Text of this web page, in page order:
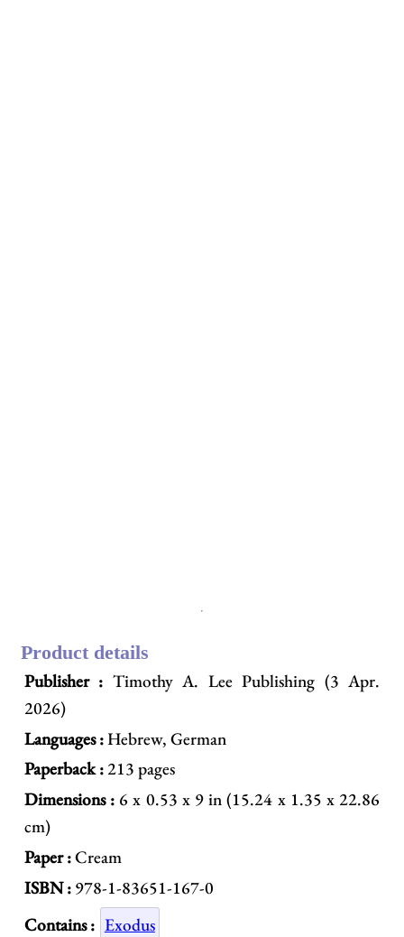
Product details
Publisher : Timothy A. Lee Publishing (3 Apr.
2026)
Languages :Hebrew, German
Paperback :213 pages
Dimensions : 6 x 0.53 x 9 in (15.24 x 1.35 x 22.86
cm)
Paper :Cream
ISBN :978-1-83651-167-0
Contains : Exodus